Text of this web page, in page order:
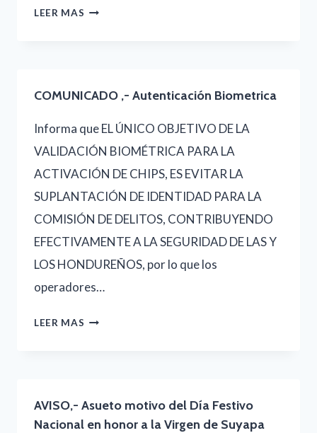
LEER MAS COMUNICADO,-
POR
SERVICIOS
PRESTADOS
POR
CONATEL
COMUNICADO ,- Autenticación Biometrica
Informa que EL ÚNICO OBJETIVO DE LA
VALIDACIÓN BIOMÉTRICA PARA LA
ACTIVACIÓN DE CHIPS, ES EVITAR LA
SUPLANTACIÓN DE IDENTIDAD PARA LA
COMISIÓN DE DELITOS, CONTRIBUYENDO
EFECTIVAMENTE A LA SEGURIDAD DE LAS Y
LOS HONDUREÑOS, por lo que los
operadores…
LEER MAS COMUNICADO
AVISO,- Asueto motivo del Día Festivo
Nacional en honor a la Virgen de Suyapa